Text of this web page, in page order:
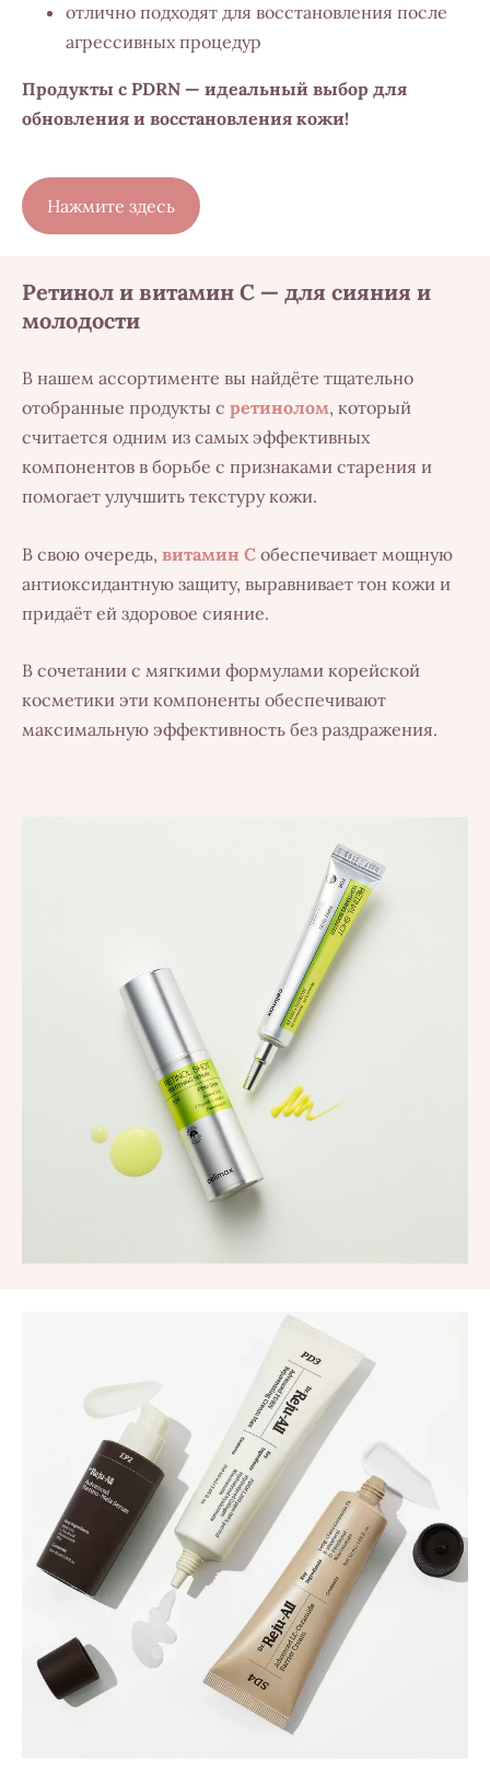
отлично подходят для восстановления после
агрессивных процедур
Продукты с PDRN — идеальный выбор для
обновления и восстановления кожи!
​Нажмите здесь​
Ретинол и витамин C — для сияния и
молодости
В нашем ассортименте вы найдёте тщательно
отобранные продукты с ретинолом, который
считается одним из самых эффективных
компонентов в борьбе с признаками старения и
помогает улучшить текстуру кожи.
В свою очередь, витамин C обеспечивает мощную
антиоксидантную защиту, выравнивает тон кожи и
придаёт ей здоровое сияние.
В сочетании с мягкими формулами корейской
косметики эти компоненты обеспечивают
максимальную эффективность без раздражения.